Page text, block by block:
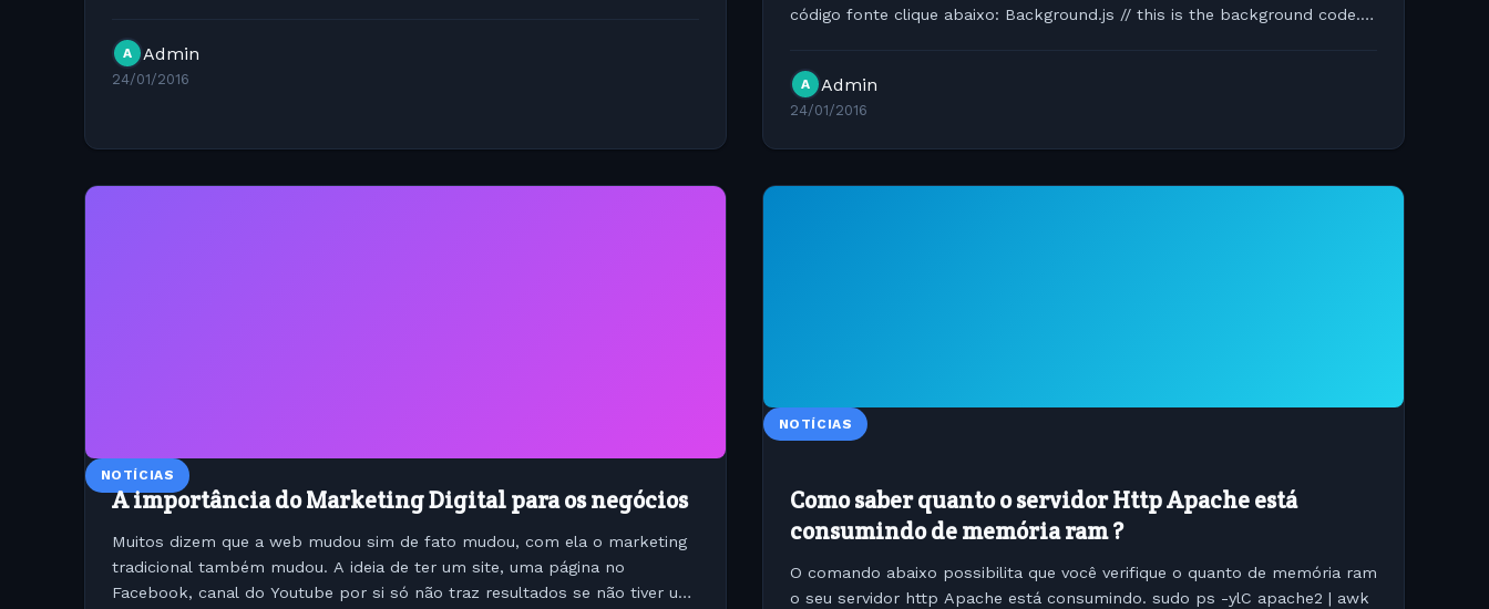
A Admin
24/01/2016
código fonte clique abaixo: Background.js // this is the background code...
A Admin
24/01/2016
NOTÍCIAS
A importância do Marketing Digital para os negócios
Muitos dizem que a web mudou sim de fato mudou, com ela o marketing
tradicional também mudou. A ideia de ter um site, uma página no
Facebook, canal do Youtube por si só não traz resultados se não tiver um
NOTÍCIAS
Como saber quanto o servidor Http Apache está
consumindo de memória ram ?
O comando abaixo possibilita que você verifique o quanto de memória ram
o seu servidor http Apache está consumindo. sudo ps -ylC apache2 | awk